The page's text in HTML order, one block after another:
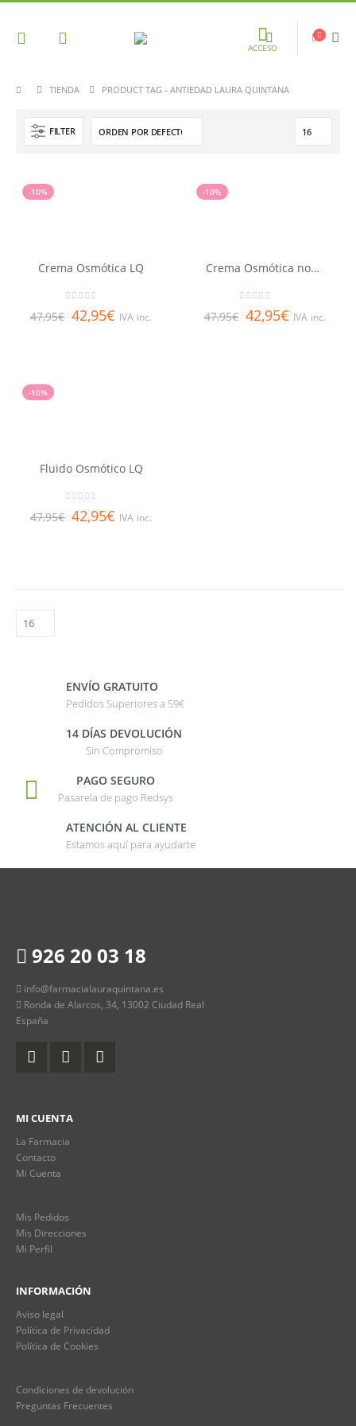
ACCESO
TIENDA PRODUCT TAG - ANTIEDAD LAURA QUINTANA
FILTER
-10%
Crema Osmótica LQ
47,95€ 42,95€ IVA inc.
-10%
Crema Osmótica noche LQ
47,95€ 42,95€ IVA inc.
-10%
Fluido Osmótico LQ
47,95€ 42,95€ IVA inc.
ENVÍO GRATUITO
Pedidos Superiores a 59€
14 DÍAS DEVOLUCIÓN
Sin Compromiso
PAGO SEGURO
Pasarela de pago Redsys
ATENCIÓN AL CLIENTE
Estamos aquí para ayudarte
926 20 03 18
info@farmacialauraquintana.es
Ronda de Alarcos, 34, 13002 Ciudad Real
España
MI CUENTA
La Farmacia
Contacto
Mi Cuenta
Mis Pedidos
Mis Direcciones
Mi Perfil
INFORMACIÓN
Aviso legal
Política de Privacidad
Política de Cookies
Condiciones de devolución
Preguntas Frecuentes